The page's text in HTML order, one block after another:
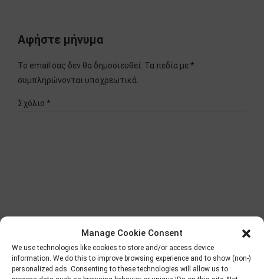
Manage Cookie Consent
We use technologies like cookies to store and/or access device
information. We do this to improve browsing experience and to show (non-)
personalized ads. Consenting to these technologies will allow us to
Αφήστε μήνυμα
Το email σας δεν θα δημοσιευθεί. Τα πεδία με *
συμπληρώνονται υποχρεωτικά.
Σχόλιο *
Όνομα *